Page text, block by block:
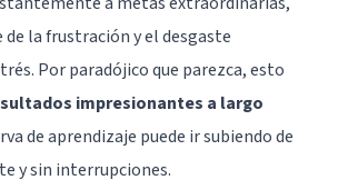
la frustración y el desgaste
Por paradójico que parezca, esto
impresionantes a largo
de aprendizaje puede ir subiendo de
y sin interrupciones.